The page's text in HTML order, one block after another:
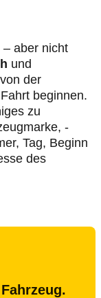
aber nicht
und
der
beginnen.
zu
-
Tag, Beginn
des